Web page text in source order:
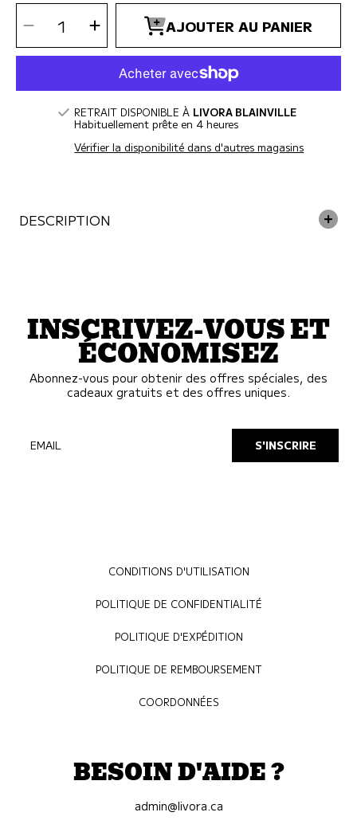
SÉLECTIONNEZ
LA
QUANTITÉ
Diminuer
la
quantité
pour
Jolly
Fill
n&#39;
Treat
Pumpkin
Beurre
d&#39;Arachide
Augmenter
la
quantité
pour
Jolly
Pets
Fill
n&#39;
Treat
Pumpkin
Beurre
d&#39;Arachide
5oz
AJOUTER AU PANIER
RETRAIT DISPONIBLE À LIVORA BLAINVILLE
Habituellement prête en 4 heures
Vérifier la disponibilité dans d'autres magasins
DESCRIPTION
INSCRIVEZ-VOUS ET
ÉCONOMISEZ
Abonnez-vous pour obtenir des offres spéciales, des
cadeaux gratuits et des offres uniques.
EMAIL S'INSCRIRE
CONDITIONS D'UTILISATION
POLITIQUE DE CONFIDENTIALITÉ
POLITIQUE D'EXPÉDITION
POLITIQUE DE REMBOURSEMENT
COORDONNÉES
BESOIN D'AIDE ?
admin@livora.ca